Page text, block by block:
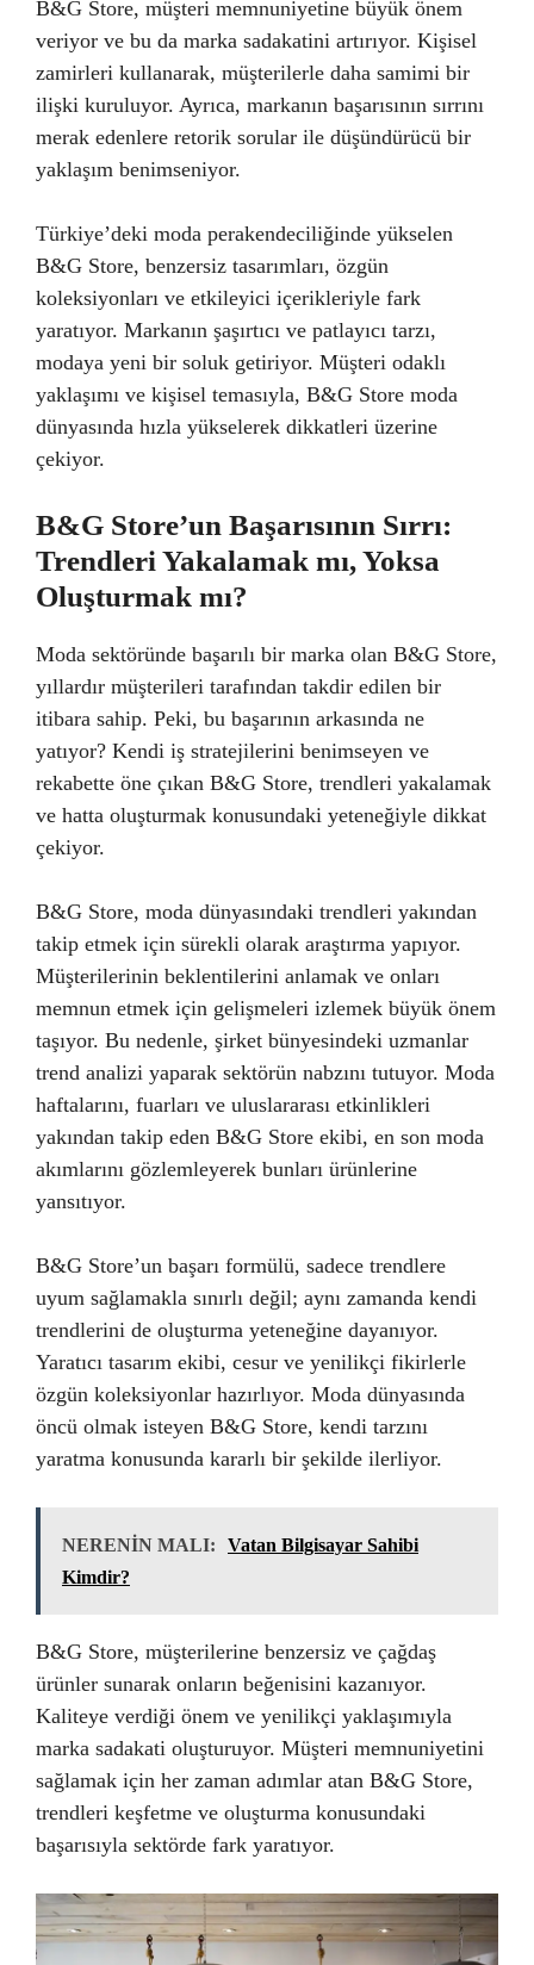
B&G Store, müşteri memnuniyetine büyük önem
veriyor ve bu da marka sadakatini artırıyor. Kişisel
zamirleri kullanarak, müşterilerle daha samimi bir
ilişki kuruluyor. Ayrıca, markanın başarısının sırrını
merak edenlere retorik sorular ile düşündürücü bir
yaklaşım benimseniyor.
Türkiye’deki moda perakendeciliğinde yükselen
B&G Store, benzersiz tasarımları, özgün
koleksiyonları ve etkileyici içerikleriyle fark
yaratıyor. Markanın şaşırtıcı ve patlayıcı tarzı,
modaya yeni bir soluk getiriyor. Müşteri odaklı
yaklaşımı ve kişisel temasıyla, B&G Store moda
dünyasında hızla yükselerek dikkatleri üzerine
çekiyor.
B&G Store’un Başarısının Sırrı:
Trendleri Yakalamak mı, Yoksa
Oluşturmak mı?
Moda sektöründe başarılı bir marka olan B&G Store,
yıllardır müşterileri tarafından takdir edilen bir
itibara sahip. Peki, bu başarının arkasında ne
yatıyor? Kendi iş stratejilerini benimseyen ve
rekabette öne çıkan B&G Store, trendleri yakalamak
ve hatta oluşturmak konusundaki yeteneğiyle dikkat
çekiyor.
B&G Store, moda dünyasındaki trendleri yakından
takip etmek için sürekli olarak araştırma yapıyor.
Müşterilerinin beklentilerini anlamak ve onları
memnun etmek için gelişmeleri izlemek büyük önem
taşıyor. Bu nedenle, şirket bünyesindeki uzmanlar
trend analizi yaparak sektörün nabzını tutuyor. Moda
haftalarını, fuarları ve uluslararası etkinlikleri
yakından takip eden B&G Store ekibi, en son moda
akımlarını gözlemleyerek bunları ürünlerine
yansıtıyor.
B&G Store’un başarı formülü, sadece trendlere
uyum sağlamakla sınırlı değil; aynı zamanda kendi
trendlerini de oluşturma yeteneğine dayanıyor.
Yaratıcı tasarım ekibi, cesur ve yenilikçi fikirlerle
özgün koleksiyonlar hazırlıyor. Moda dünyasında
öncü olmak isteyen B&G Store, kendi tarzını
yaratma konusunda kararlı bir şekilde ilerliyor.
NERENİN MALI:
Vatan Bilgisayar Sahibi
Kimdir?
B&G Store, müşterilerine benzersiz ve çağdaş
ürünler sunarak onların beğenisini kazanıyor.
Kaliteye verdiği önem ve yenilikçi yaklaşımıyla
marka sadakati oluşturuyor. Müşteri memnuniyetini
sağlamak için her zaman adımlar atan B&G Store,
trendleri keşfetme ve oluşturma konusundaki
başarısıyla sektörde fark yaratıyor.